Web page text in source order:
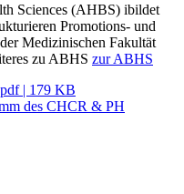
Sciences (AHBS) ibildet
Promotions- und
Medizinischen Fakultät
zu ABHS zur ABHS
| 179 KB
des CHCR & PH